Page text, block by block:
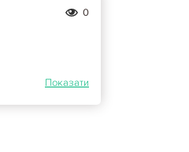
0
Показати